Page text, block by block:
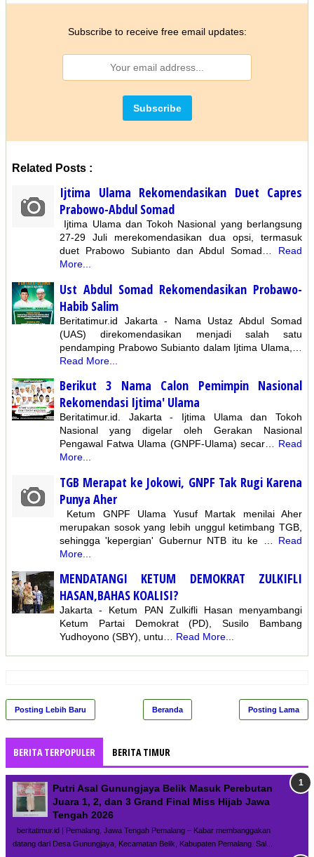
Subscribe to receive free email updates:
Related Posts :
Ijtima Ulama Rekomendasikan Duet Capres
Prabowo-Abdul Somad
Ijtima Ulama dan Tokoh Nasional yang berlangsung
27-29 Juli merekomendasikan dua opsi, termasuk
duet Prabowo Subianto dan Abdul Somad…
Read
More...
Ust Abdul Somad Rekomendasikan Probawo-
Habib Salim
Beritatimur.id Jakarta - Nama Ustaz Abdul Somad
(UAS) direkomendasikan menjadi salah satu
pendamping Prabowo Subianto dalam Ijtima Ulama,…
Read More...
Berikut 3 Nama Calon Pemimpin Nasional
Rekomendasi Ijtima' Ulama
Beritatimur.id. Jakarta - Ijtima Ulama dan Tokoh
Nasional yang digelar oleh Gerakan Nasional
Pengawal Fatwa Ulama (GNPF-Ulama) secar… Read
More...
TGB Merapat ke Jokowi, GNPF Tak Rugi Karena
Punya Aher
Ketum GNPF Ulama Yusuf Martak menilai Aher
merupakan sosok yang lebih unggul ketimbang TGB,
sehingga 'kepergian' Gubernur NTB itu ke …
Read
More...
MENDATANGI KETUM DEMOKRAT ZULKIFLI
HASAN,BAHAS KOALISI?
Jakarta - Ketum PAN Zulkifli Hasan menyambangi
Ketum Partai Demokrat (PD), Susilo Bambang
Yudhoyono (SBY), untu… Read More...
Posting Lebih Baru Posting Lama
Beranda
BERITA TERPOPULER BERITA TIMUR
Putri Asal Gunungjaya Belik Masuk Perebutan
Juara 1, 2, dan 3 Grand Final Miss Hijab Jawa
Tengah 2026
beritatimur.id | Pemalang, Jawa Tengah Pemalang – Kabar membanggakan
datang dari Desa Gunungjaya, Kecamatan Belik, Kabupaten Pemalang. Sal...